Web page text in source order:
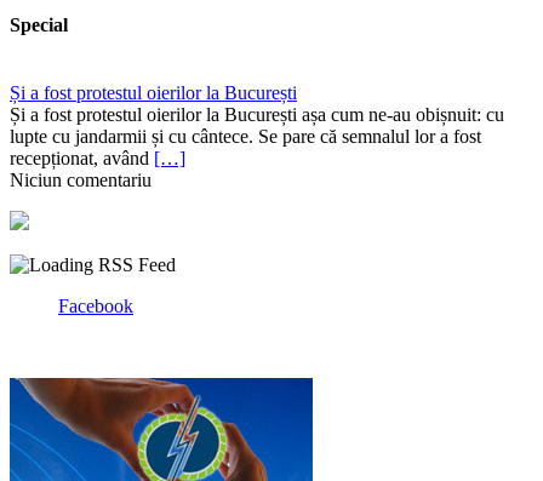
Special
Și a fost protestul oierilor la București
Și a fost protestul oierilor la București așa cum ne-au obișnuit: cu
lupte cu jandarmii și cu cântece. Se pare că semnalul lor a fost
recepționat, având […]
Niciun comentariu
Facebook